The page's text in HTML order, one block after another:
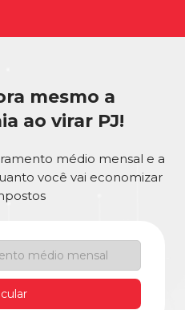
mesmo a
ao virar PJ!
médio mensal e a
você vai economizar